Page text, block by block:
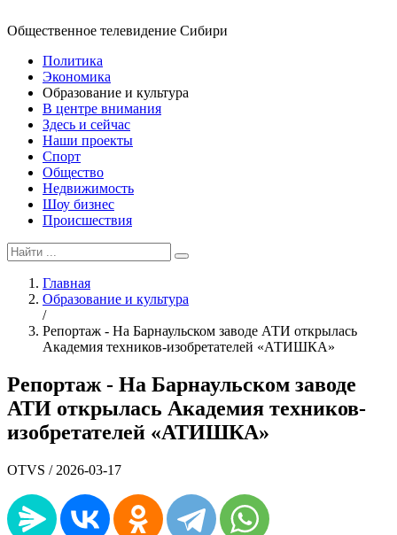
Общественное телевидение Сибири
Политика
Экономика
Образование и культура
В центре внимания
Здесь и сейчас
Наши проекты
Спорт
Общество
Недвижимость
Шоу бизнес
Происшествия
Главная
Образование и культура
/
Репортаж - На Барнаульском заводе АТИ открылась
Академия техников-изобретателей «АТИШКА»
Репортаж - На Барнаульском заводе
АТИ открылась Академия техников-
изобретателей «АТИШКА»
OTVS / 2026-03-17